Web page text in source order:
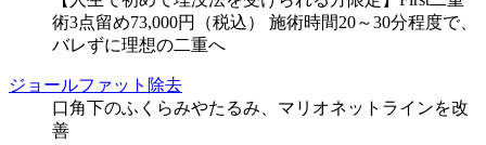
術3点留め73,000円（税込） 施術時間20～30分程度で、
バレずに理想の二重へ
ジョールファット除去
口角下のふくらみやたるみ、マリオネットラインを改
善